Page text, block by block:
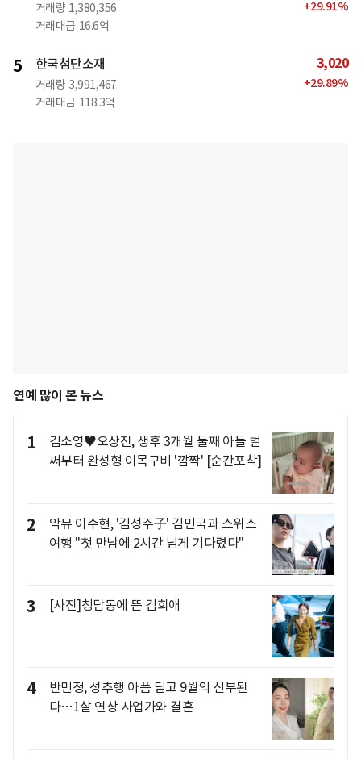
거래량 1,380,356
거래대금 16.6억
+29.91%
5 한국첨단소재
거래량 3,991,467
거래대금 118.3억
3,020
+29.89%
연예 많이 본 뉴스
1
김소영♥오상진, 생후 3개월 둘째 아들 벌
써부터 완성형 이목구비 '깜짝' [순간포착]
2
악뮤 이수현, '김성주子' 김민국과 스위스
여행 "첫 만남에 2시간 넘게 기다렸다"
3 [사진]청담동에 뜬 김희애
4
반민정, 성추행 아픔 딛고 9월의 신부된
다…1살 연상 사업가와 결혼